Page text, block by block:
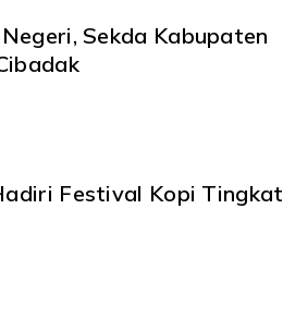
Sekda Kabupaten
Festival Kopi Tingkat